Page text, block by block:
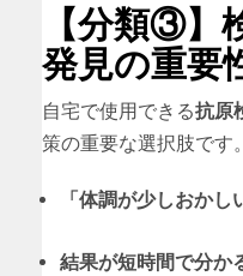
【分類③】
発見の重要
自宅で使用できる抗原
策の重要な選択肢です。
「体調が少しおか
結果が短時間で分か